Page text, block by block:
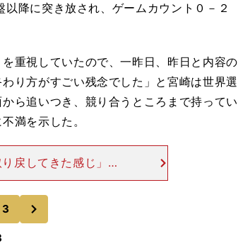
降に突き放され、ゲームカウント０－２
重視していたので、一昨日、昨日と内容の
り方がすごい残念でした」と宮崎は世界選
ら追いつき、競り合うところまで持ってい
満を示した。
戻してきた感じ」】
書きと期待がついて
星である。世界ラン
3